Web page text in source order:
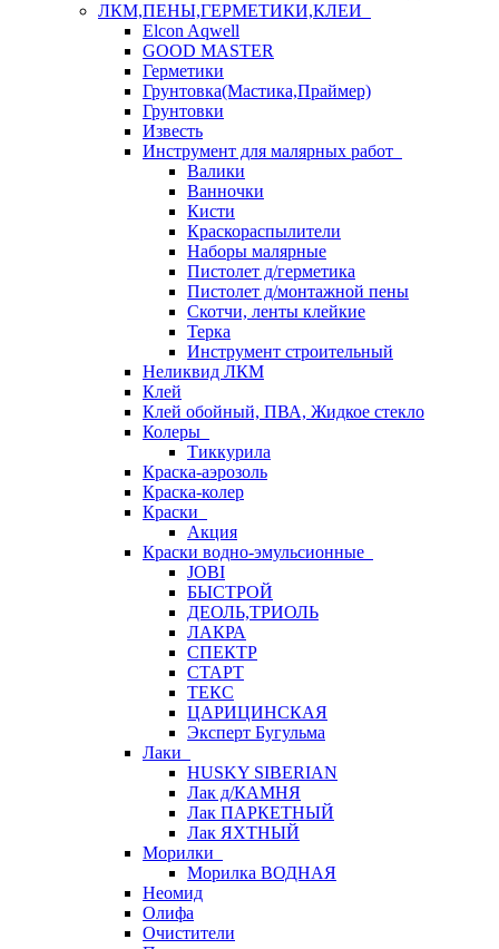
ЛКМ,ПЕНЫ,ГЕРМЕТИКИ,КЛЕИ
Elcon Aqwell
GOOD MASTER
Герметики
Грунтовка(Мастика,Праймер)
Грунтовки
Известь
Инструмент для малярных работ
Валики
Ванночки
Кисти
Краскораспылители
Наборы малярные
Пистолет д/герметика
Пистолет д/монтажной пены
Скотчи, ленты клейкие
Терка
Инструмент строительный
Неликвид ЛКМ
Клей
Клей обойный, ПВА, Жидкое стекло
Колеры
Тиккурила
Краска-аэрозоль
Краска-колер
Краски
Акция
Краски водно-эмульсионные
JOBI
БЫСТРОЙ
ДЕОЛЬ,ТРИОЛЬ
ЛАКРА
СПЕКТР
СТАРТ
ТЕКС
ЦАРИЦИНСКАЯ
Эксперт Бугульма
Лаки
HUSKY SIBERIAN
Лак д/КАМНЯ
Лак ПАРКЕТНЫЙ
Лак ЯХТНЫЙ
Морилки
Морилка ВОДНАЯ
Неомид
Олифа
Очистители